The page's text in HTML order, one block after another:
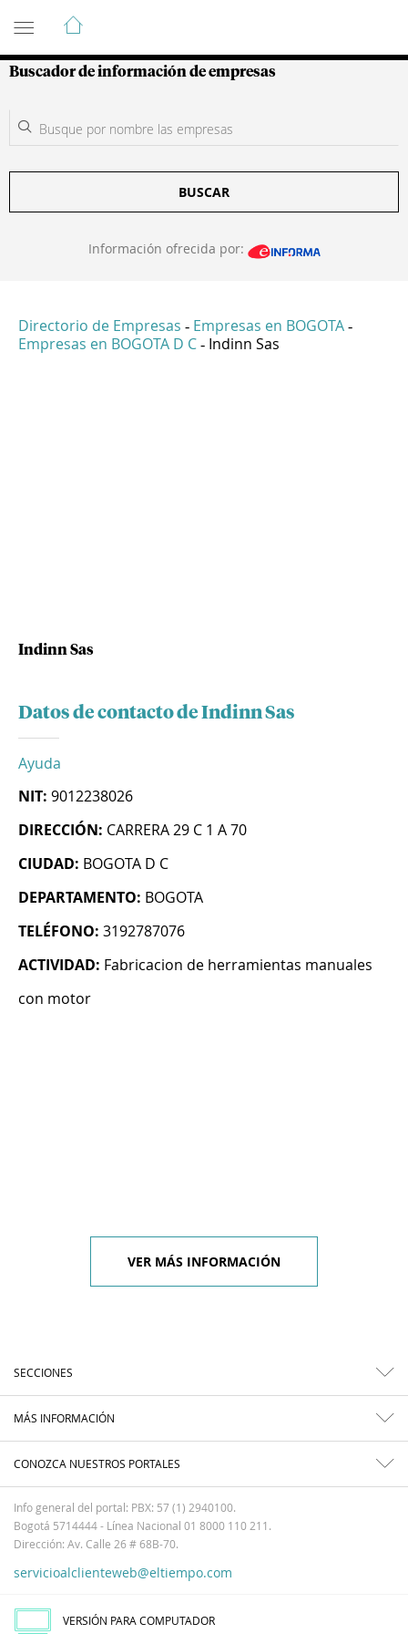
Guía de Empresas Colombianas
Buscador de información de empresas
BUSCAR
Información ofrecida por:
Directorio de Empresas - Empresas en BOGOTA -
Empresas en BOGOTA D C - Indinn Sas
Indinn Sas
Datos de contacto de Indinn Sas
Ayuda
NIT: 9012238026
DIRECCIÓN: CARRERA 29 C 1 A 70
CIUDAD: BOGOTA D C
DEPARTAMENTO: BOGOTA
TELÉFONO: 3192787076
ACTIVIDAD: Fabricacion de herramientas manuales
con motor
VER MÁS INFORMACIÓN
SECCIONES
MÁS INFORMACIÓN
CONOZCA NUESTROS PORTALES
Info general del portal: PBX: 57 (1) 2940100.
Bogotá 5714444 - Línea Nacional 01 8000 110 211.
Dirección: Av. Calle 26 # 68B-70.
servicioalclienteweb@eltiempo.com
VERSIÓN PARA COMPUTADOR